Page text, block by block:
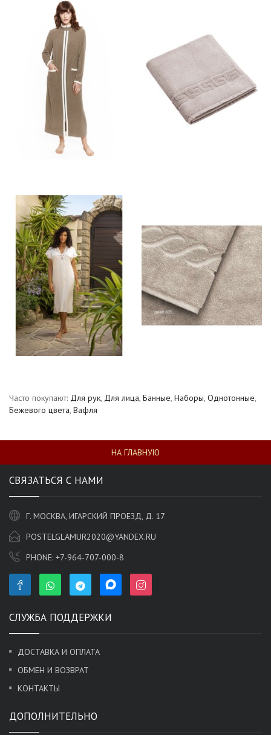
Часто покупают: Для рук, Для лица, Банные, Наборы, Однотонные,
Бежевого цвета, Вафля
НА ГЛАВНУЮ
СВЯЗАТЬСЯ С НАМИ
Г. МОСКВА, ИГАРСКИЙ ПРОЕЗД, Д. 17
POSTELGLAMUR2020@YANDEX.RU
PHONE: +7-964-707-000-8
СЛУЖБА ПОДДЕРЖКИ
ДОСТАВКА И ОПЛАТА
ОБМЕН И ВОЗВРАТ
КОНТАКТЫ
ДОПОЛНИТЕЛЬНО